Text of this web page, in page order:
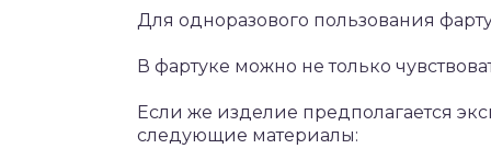
Для одноразового пользования
В фартуке можно не только
Если же изделие предполагается
следующие материалы: